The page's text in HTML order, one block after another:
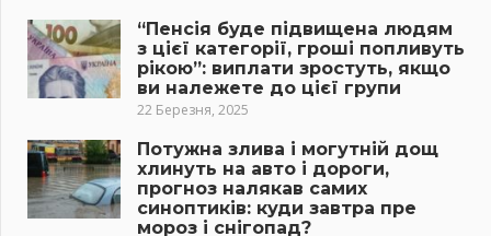
“Пенсія буде підвищена людям
з цієї категорії, гроші попливуть
рікою”: виплати зростуть, якщо
ви належете до цієї групи
22 Березня, 2025
Потужна злива і могутній дощ
хлинуть на авто і дороги,
прогноз налякав самих
синоптиків: куди завтра пре
мороз і снігопад?